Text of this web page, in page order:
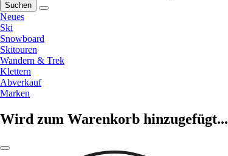
Suchen
Neues
Ski
Snowboard
Skitouren
Wandern & Trek
Klettern
Abverkauf
Marken
Wird zum Warenkorb hinzugefügt...